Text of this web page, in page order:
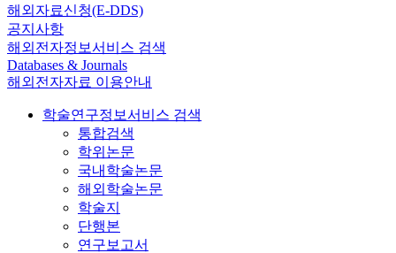
해외자료신청(E-DDS)
공지사항
해외전자정보서비스 검색
Databases & Journals
해외전자자료 이용안내
학술연구정보서비스 검색
통합검색
학위논문
국내학술논문
해외학술논문
학술지
단행본
연구보고서